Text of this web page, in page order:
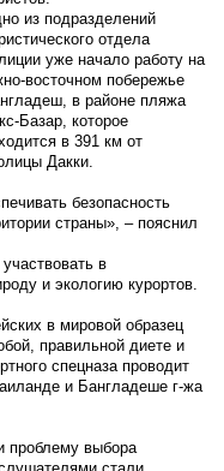
из подразделений
отдела
уже начало работу на
восточном побережье
в районе пляжа
Базар, которое
в 391 км от
Дакки.
безопасность
страны», – пояснил
в
и экологию курортов.
в мировой образец
правильной диете и
спецназа проводит
и Бангладеше г-жа
проблему выбора